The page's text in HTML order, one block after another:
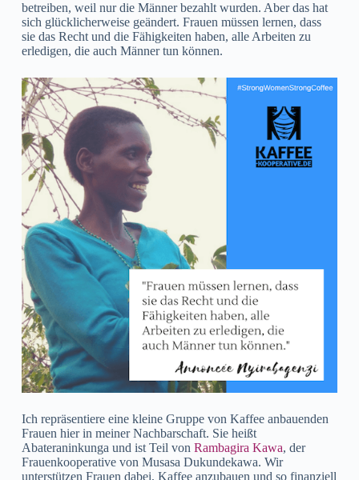
betreiben, weil nur die Männer bezahlt wurden. Aber das hat
sich glücklicherweise geändert. Frauen müssen lernen, dass
sie das Recht und die Fähigkeiten haben, alle Arbeiten zu
erledigen, die auch Männer tun können.
Ich repräsentiere eine kleine Gruppe von Kaffee anbauenden
Frauen hier in meiner Nachbarschaft. Sie heißt
Abateraninkunga und ist Teil von Rambagira Kawa, der
Frauenkooperative von Musasa Dukundekawa. Wir
unterstützen Frauen dabei, Kaffee anzubauen und so finanziell